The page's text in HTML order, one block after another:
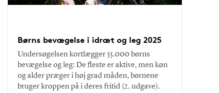
Børns bevægelse i idræt og leg 2025
Undersøgelsen kortlægger 55.000 børns
bevægelse og leg: De fleste er aktive, men køn
og alder præger i høj grad måden, børnene
bruger kroppen på i deres fritid (2. udgave).